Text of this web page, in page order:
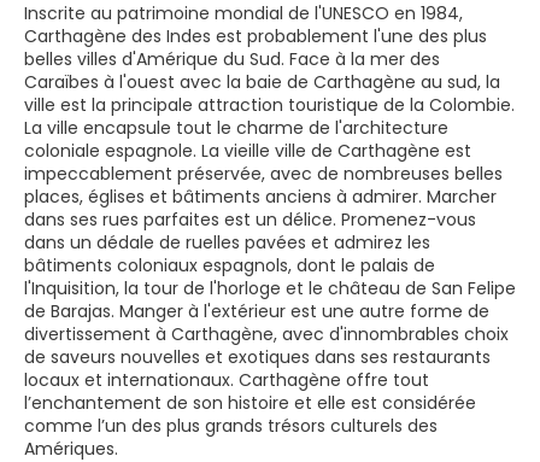
Inscrite au patrimoine mondial de l'UNESCO en 1984,
Carthagène des Indes est probablement l'une des plus
belles villes d'Amérique du Sud. Face à la mer des
Caraïbes à l'ouest avec la baie de Carthagène au sud, la
ville est la principale attraction touristique de la Colombie.
La ville encapsule tout le charme de l'architecture
coloniale espagnole. La vieille ville de Carthagène est
impeccablement préservée, avec de nombreuses belles
places, églises et bâtiments anciens à admirer. Marcher
dans ses rues parfaites est un délice. Promenez-vous
dans un dédale de ruelles pavées et admirez les
bâtiments coloniaux espagnols, dont le palais de
l'Inquisition, la tour de l'horloge et le château de San Felipe
de Barajas. Manger à l'extérieur est une autre forme de
divertissement à Carthagène, avec d'innombrables choix
de saveurs nouvelles et exotiques dans ses restaurants
locaux et internationaux. Carthagène offre tout
l’enchantement de son histoire et elle est considérée
comme l’un des plus grands trésors culturels des
Amériques.